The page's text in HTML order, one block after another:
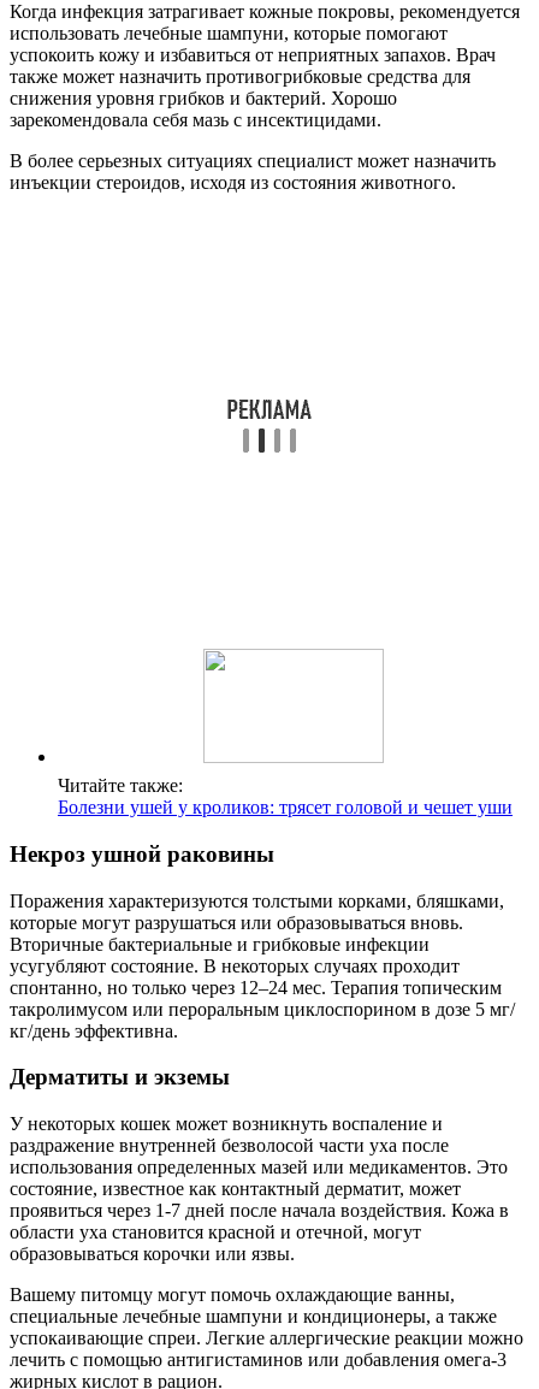
Когда инфекция затрагивает кожные покровы, рекомендуется
использовать лечебные шампуни, которые помогают
успокоить кожу и избавиться от неприятных запахов. Врач
также может назначить противогрибковые средства для
снижения уровня грибков и бактерий. Хорошо
зарекомендовала себя мазь с инсектицидами.
В более серьезных ситуациях специалист может назначить
инъекции стероидов, исходя из состояния животного.
Читайте также:
Болезни ушей у кроликов: трясет головой и чешет уши
Некроз ушной раковины
Поражения характеризуются толстыми корками, бляшками,
которые могут разрушаться или образовываться вновь.
Вторичные бактериальные и грибковые инфекции
усугубляют состояние. В некоторых случаях проходит
спонтанно, но только через 12–24 мес. Терапия топическим
такролимусом или пероральным циклоспорином в дозе 5 мг/
кг/день эффективна.
Дерматиты и экземы
У некоторых кошек может возникнуть воспаление и
раздражение внутренней безволосой части уха после
использования определенных мазей или медикаментов. Это
состояние, известное как контактный дерматит, может
проявиться через 1-7 дней после начала воздействия. Кожа в
области уха становится красной и отечной, могут
образовываться корочки или язвы.
Вашему питомцу могут помочь охлаждающие ванны,
специальные лечебные шампуни и кондиционеры, а также
успокаивающие спреи. Легкие аллергические реакции можно
лечить с помощью антигистаминов или добавления омега-3
жирных кислот в рацион.